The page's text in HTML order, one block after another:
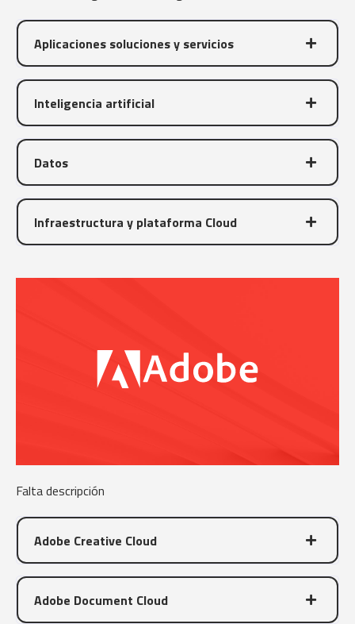
Aplicaciones soluciones y servicios
Inteligencia artificial
Datos
Infraestructura y plataforma Cloud
Falta descripción
Adobe Creative Cloud
Adobe Document Cloud